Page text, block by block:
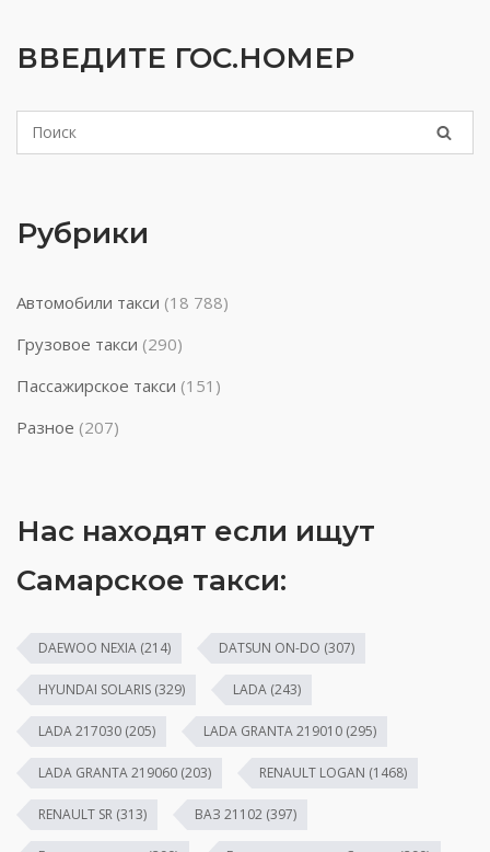
ВВЕДИТЕ ГОС.НОМЕР
Рубрики
Автомобили такси (18 788)
Грузовое такси (290)
Пассажирское такси (151)
Разное (207)
Нас находят если ищут
Самарское такси:
DAEWOO NEXIA (214) DATSUN ON-DO (307)
HYUNDAI SOLARIS (329) LADA (243)
LADA 217030 (205) LADA GRANTA 219010 (295)
LADA GRANTA 219060 (203) RENAULT LOGAN (1468)
RENAULT SR (313) ВАЗ 21102 (397)